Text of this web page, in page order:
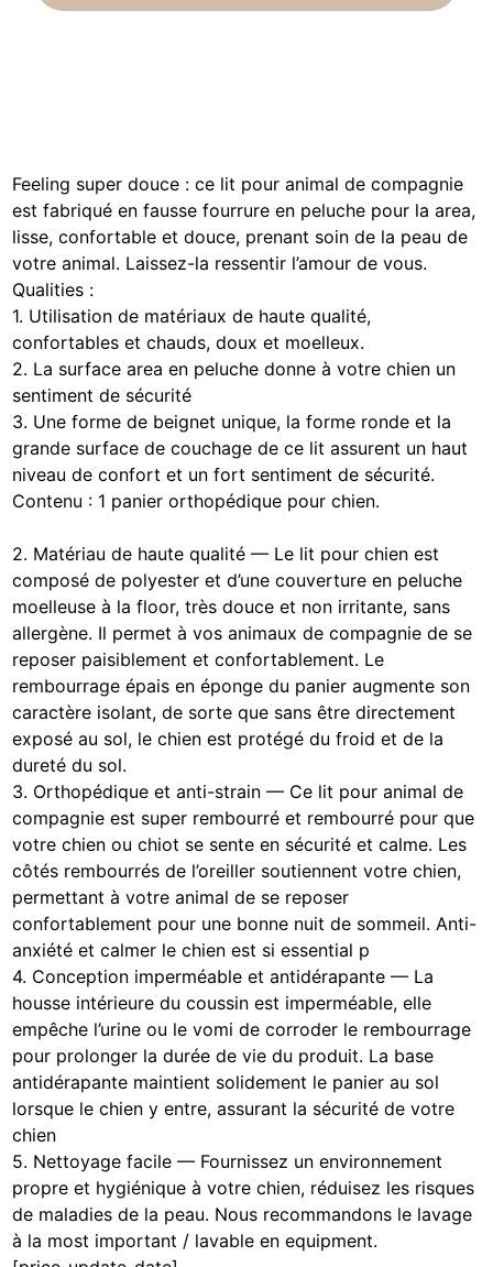
Feeling super douce : ce lit pour animal de compagnie
est fabriqué en fausse fourrure en peluche pour la area,
lisse, confortable et douce, prenant soin de la peau de
votre animal. Laissez-la ressentir l’amour de vous.
Qualities :
1. Utilisation de matériaux de haute qualité,
confortables et chauds, doux et moelleux.
2. La surface area en peluche donne à votre chien un
sentiment de sécurité
3. Une forme de beignet unique, la forme ronde et la
grande surface de couchage de ce lit assurent un haut
niveau de confort et un fort sentiment de sécurité.
Contenu : 1 panier orthopédique pour chien.
2. Matériau de haute qualité — Le lit pour chien est
composé de polyester et d’une couverture en peluche
moelleuse à la floor, très douce et non irritante, sans
allergène. Il permet à vos animaux de compagnie de se
reposer paisiblement et confortablement. Le
rembourrage épais en éponge du panier augmente son
caractère isolant, de sorte que sans être directement
exposé au sol, le chien est protégé du froid et de la
dureté du sol.
3. Orthopédique et anti-strain — Ce lit pour animal de
compagnie est super rembourré et rembourré pour que
votre chien ou chiot se sente en sécurité et calme. Les
côtés rembourrés de l’oreiller soutiennent votre chien,
permettant à votre animal de se reposer
confortablement pour une bonne nuit de sommeil. Anti-
anxiété et calmer le chien est si essential p
4. Conception imperméable et antidérapante — La
housse intérieure du coussin est imperméable, elle
empêche l’urine ou le vomi de corroder le rembourrage
pour prolonger la durée de vie du produit. La base
antidérapante maintient solidement le panier au sol
lorsque le chien y entre, assurant la sécurité de votre
chien
5. Nettoyage facile — Fournissez un environnement
propre et hygiénique à votre chien, réduisez les risques
de maladies de la peau. Nous recommandons le lavage
à la most important / lavable en equipment.